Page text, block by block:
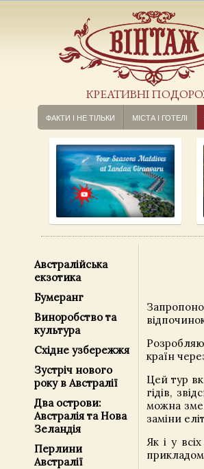
КРЕАТИВНІ
ФАКТИ І НЕ ТІЛЬКИ МІСТА І ГОТЕЛІ
Австралійська
екзотика
Бумеранг
Виноробство та
культура
Східне узбережжя
Зустріч нового
року в Австралії
Два острови:
Австралія та Нова
Зеландія
Перлини
Австралії
країн
Цей тур
гідів,
можна
заміни
Як і у
прикладом